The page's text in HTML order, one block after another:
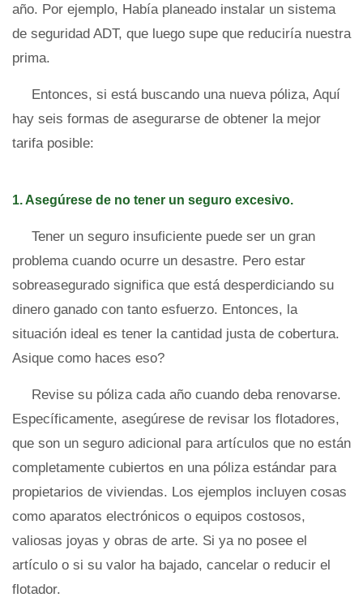
año. Por ejemplo, Había planeado instalar un sistema
de seguridad ADT, que luego supe que reduciría nuestra
prima.
Entonces, si está buscando una nueva póliza, Aquí
hay seis formas de asegurarse de obtener la mejor
tarifa posible:
1. Asegúrese de no tener un seguro excesivo.
Tener un seguro insuficiente puede ser un gran
problema cuando ocurre un desastre. Pero estar
sobreasegurado significa que está desperdiciando su
dinero ganado con tanto esfuerzo. Entonces, la
situación ideal es tener la cantidad justa de cobertura.
Asique como haces eso?
Revise su póliza cada año cuando deba renovarse.
Específicamente, asegúrese de revisar los flotadores,
que son un seguro adicional para artículos que no están
completamente cubiertos en una póliza estándar para
propietarios de viviendas. Los ejemplos incluyen cosas
como aparatos electrónicos o equipos costosos,
valiosas joyas y obras de arte. Si ya no posee el
artículo o si su valor ha bajado, cancelar o reducir el
flotador.